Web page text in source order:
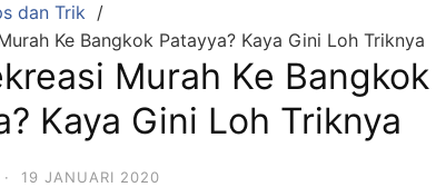
dan Trik
Ke Bangkok Patayya? Kaya Gini Loh Triknya
Murah Ke Bangkok
Kaya Gini Loh Triknya
· 19 JANUARI 2020